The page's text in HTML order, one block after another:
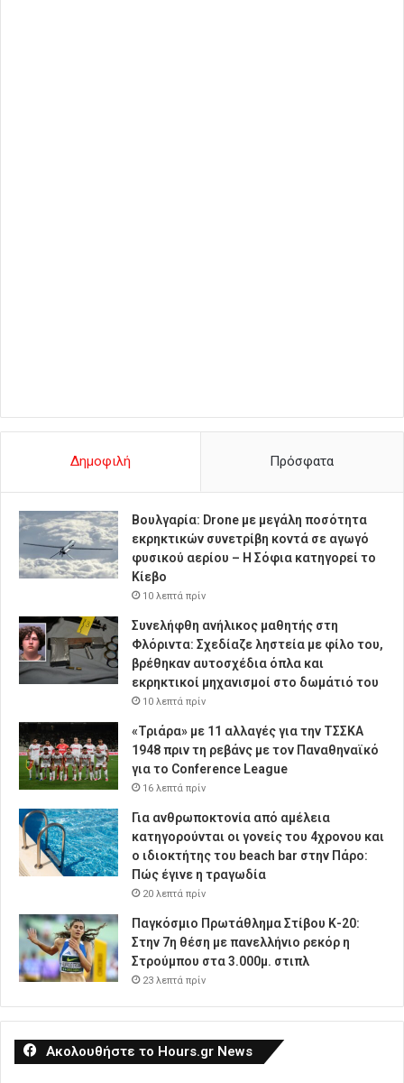
Δημοφιλή Πρόσφατα
Βουλγαρία: Drone με μεγάλη ποσότητα
εκρηκτικών συνετρίβη κοντά σε αγωγό
φυσικού αερίου – Η Σόφια κατηγορεί το
Κίεβο
10 λεπτά πρίν
Συνελήφθη ανήλικος μαθητής στη
Φλόριντα: Σχεδίαζε ληστεία με φίλο του,
βρέθηκαν αυτοσχέδια όπλα και
εκρηκτικοί μηχανισμοί στο δωμάτιό του
10 λεπτά πρίν
«Τριάρα» με 11 αλλαγές για την ΤΣΣΚΑ
1948 πριν τη ρεβάνς με τον Παναθηναϊκό
για το Conference League
16 λεπτά πρίν
Για ανθρωποκτονία από αμέλεια
κατηγορούνται οι γονείς του 4χρονου και
ο ιδιοκτήτης του beach bar στην Πάρο:
Πώς έγινε η τραγωδία
20 λεπτά πρίν
Παγκόσμιο Πρωτάθλημα Στίβου Κ-20:
Στην 7η θέση με πανελλήνιο ρεκόρ η
Στρούμπου στα 3.000μ. στιπλ
23 λεπτά πρίν
Ακολουθήστε το Hours.gr News